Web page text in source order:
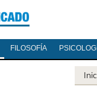
FILOSOFÍA